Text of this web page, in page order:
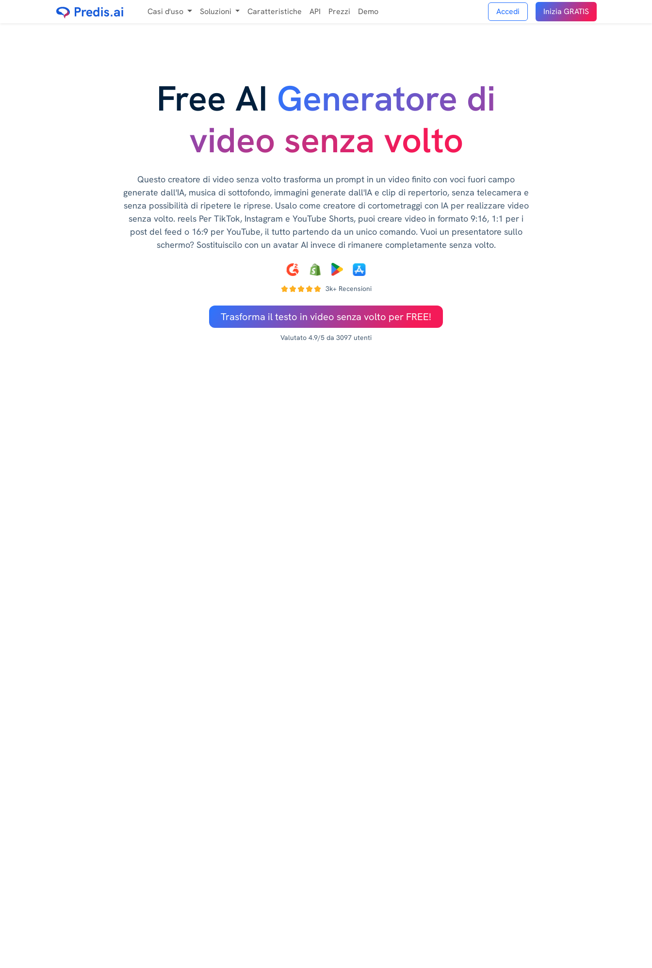
Casi d'uso Soluzioni Caratteristiche API Prezzi Demo Accedi Inizia GRATIS
Free AI Generatore di
video senza volto
Questo creatore di video senza volto trasforma un prompt in un video finito con voci fuori campo
generate dall'IA, musica di sottofondo, immagini generate dall'IA e clip di repertorio, senza telecamera e
senza possibilità di ripetere le riprese. Usalo come creatore di cortometraggi con IA per realizzare video
senza volto. reels Per TikTok, Instagram e YouTube Shorts, puoi creare video in formato 9:16, 1:1 per i
post del feed o 16:9 per YouTube, il tutto partendo da un unico comando. Vuoi un presentatore sullo
schermo? Sostituiscilo con un avatar AI invece di rimanere completamente senza volto.
3k+ Recensioni
Trasforma il testo in video senza volto per FREE!
Valutato 4.9/5 da 3097 utenti